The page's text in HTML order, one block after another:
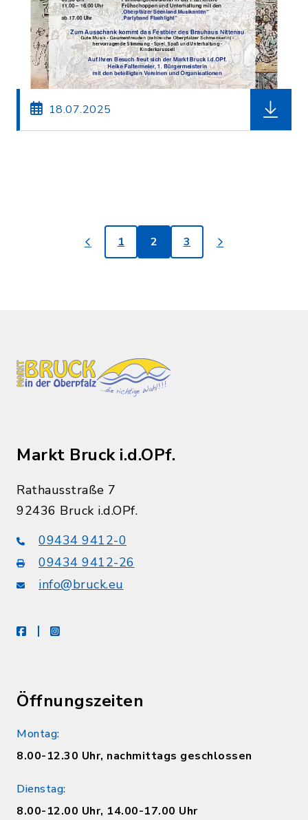
18.07.2025
1 2 3
Markt Bruck i.d.OPf.
Rathausstraße 7
92436 Bruck i.d.OPf.
09434 9412-0
09434 9412-26
info@bruck.eu
facebookinstagram
Öffnungszeiten
Montag:
8.00-12.30 Uhr, nachmittags geschlossen
Dienstag:
8.00-12.00 Uhr, 14.00-17.00 Uhr